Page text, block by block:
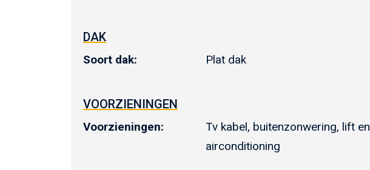
DAK
Soort dak: Plat dak
VOORZIENINGEN
Voorzieningen:
Tv kabel, buitenzonwering, lift en
airconditioning